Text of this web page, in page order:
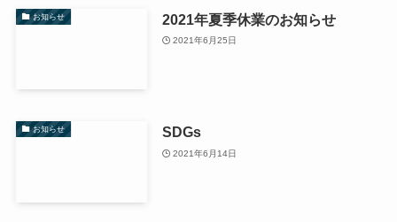
お知らせ 2021年夏季休業のお知らせ
2021年6月25日
お知らせ SDGs
2021年6月14日